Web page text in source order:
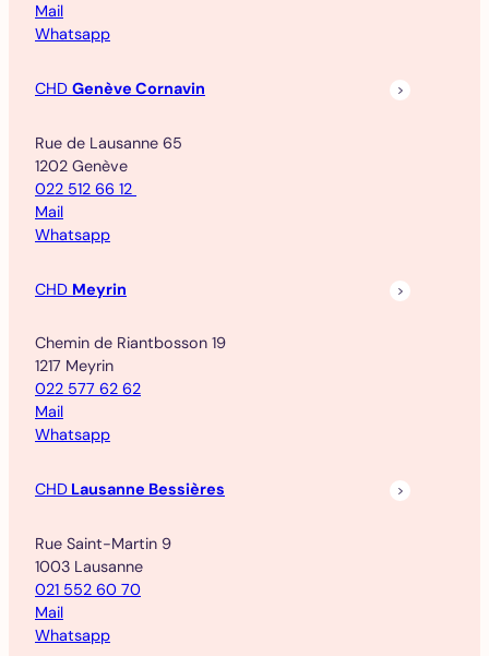
Mail
Whatsapp
CHD Genève Cornavin
Rue de Lausanne 65
1202 Genève
022 512 66 12
Mail
Whatsapp
CHD Meyrin
Chemin de Riantbosson 19
1217 Meyrin
022 577 62 62
Mail
Whatsapp
CHD Lausanne Bessières
Rue Saint-Martin 9
1003 Lausanne
021 552 60 70
Mail
Whatsapp